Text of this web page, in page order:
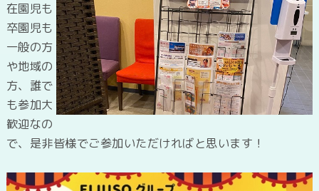
在園児も
卒園児も
一般の方
や地域の
方、誰で
も参加大
歓迎なの
で、是非皆様でご参加いただければと思います！